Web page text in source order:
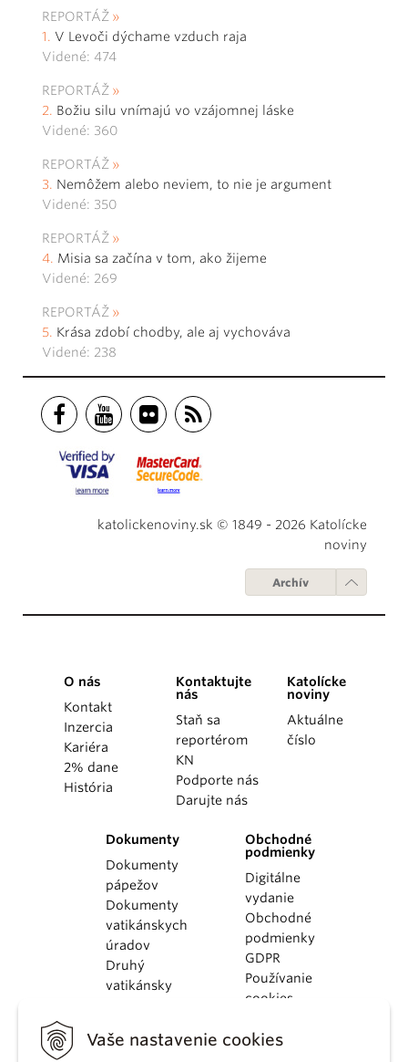
Vaše nastavenie cookies
REPORTÁŽ
V Levoči dýchame vzduch raja
Videné: 474
REPORTÁŽ
Božiu silu vnímajú vo vzájomnej láske
Videné: 360
REPORTÁŽ
Nemôžem alebo neviem, to nie je argument
Videné: 350
REPORTÁŽ
Misia sa začína v tom, ako žijeme
Videné: 269
REPORTÁŽ
Krása zdobí chodby, ale aj vychováva
Videné: 238
katolickenoviny.sk © 1849 - 2026 Katolícke
noviny
Archív
O nás
Kontakt
Inzercia
Kariéra
2% dane
História
Kontaktujte
nás
Staň sa
reportérom
KN
Podporte nás
Darujte nás
Katolícke
noviny
Aktuálne
číslo
Dokumenty
Dokumenty
pápežov
Dokumenty
vatikánskych
úradov
Druhý
vatikánsky
KBS
Obchodné
podmienky
Digitálne
vydanie
Obchodné
podmienky
GDPR
Používanie
cookies